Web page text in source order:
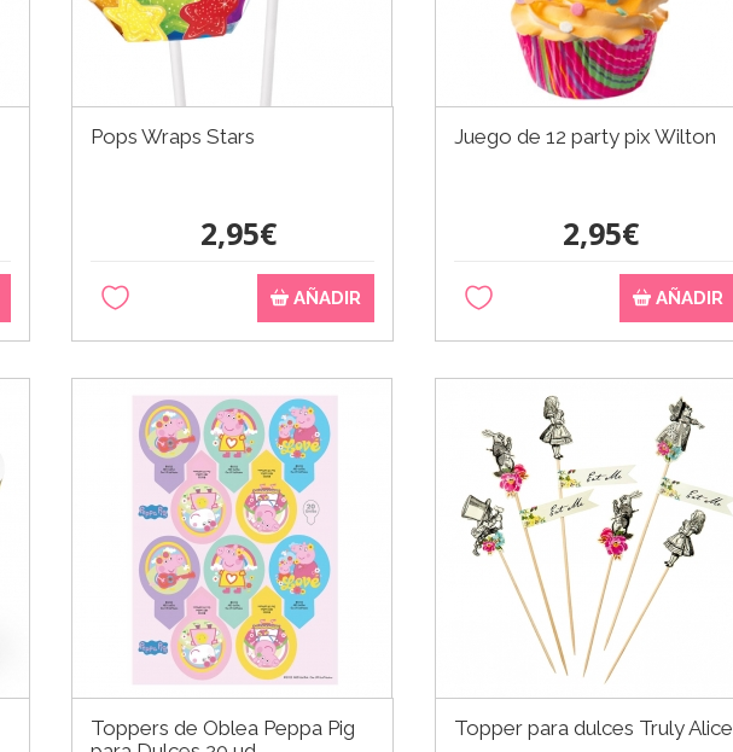
Pops Wraps Stars
2,95€
AÑADIR
Juego de 12 party pix Wilton
2,95€
AÑADIR
Toppers de Oblea Peppa Pig
Topper para dulces Truly Alice